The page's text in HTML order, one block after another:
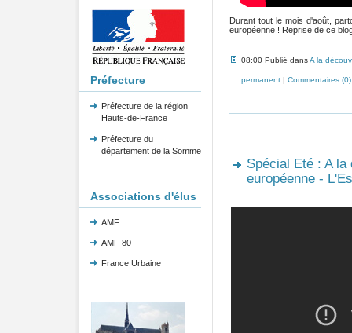
Préfecture
Préfecture de la région
Hauts-de-France
Préfecture du
département de la Somme
Associations d'élus
AMF
AMF 80
France Urbaine
Durant tout le mois d'août,
européenne ! Reprise de ce
08:00 Publié dansA la
permanent| Commentaires (0)
Spécial Eté : A la
européenne -